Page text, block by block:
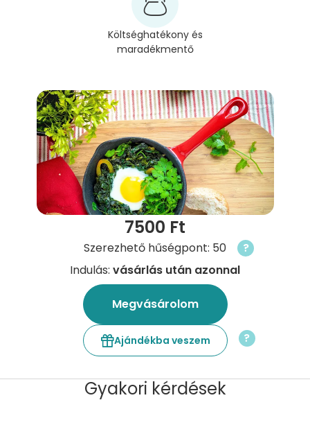
Költséghatékony és
maradékmentő
7500 Ft
Szerezhető hűségpont: 50
?
Indulás: vásárlás után azonnal
Megvásárolom
Ajándékba veszem ?
Gyakori kérdések